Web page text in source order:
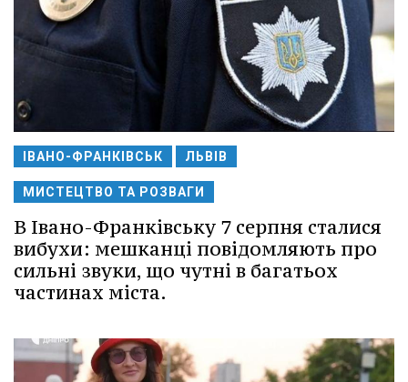
ІВАНО-ФРАНКІВСЬК ЛЬВІВ
МИСТЕЦТВО ТА РОЗВАГИ
В Івано-Франківську 7 серпня сталися
вибухи: мешканці повідомляють про
сильні звуки, що чутні в багатьох
частинах міста.